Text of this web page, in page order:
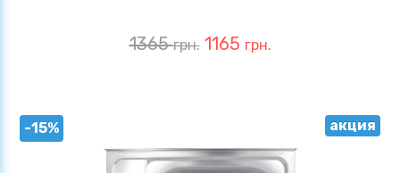
1365грн. 1165 грн.
-15% акция